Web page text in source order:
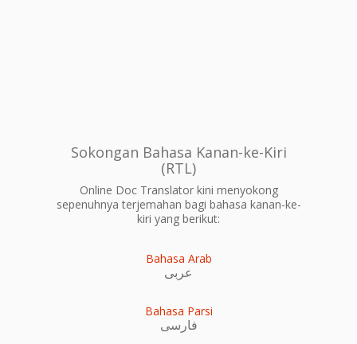
Sokongan Bahasa Kanan-ke-Kiri
(RTL)
Online Doc Translator kini menyokong
sepenuhnya terjemahan bagi bahasa kanan-ke-
kiri yang berikut:
Bahasa Arab
عربى
Bahasa Parsi
فارسی